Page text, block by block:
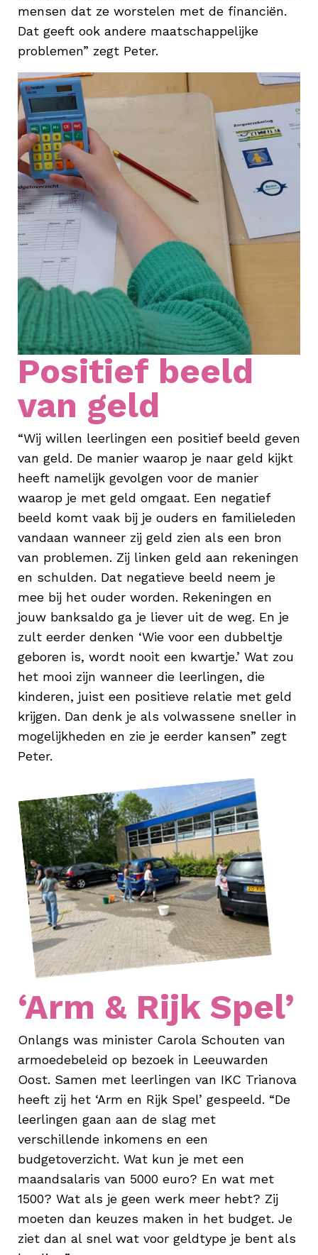
mensen dat ze worstelen met de financiën.
Dat geeft ook andere maatschappelijke
problemen” zegt Peter.
Positief beeld
van geld
“Wij willen leerlingen een positief beeld geven
van geld. De manier waarop je naar geld kijkt
heeft namelijk gevolgen voor de manier
waarop je met geld omgaat. Een negatief
beeld komt vaak bij je ouders en familieleden
vandaan wanneer zij geld zien als een bron
van problemen. Zij linken geld aan rekeningen
en schulden. Dat negatieve beeld neem je
mee bij het ouder worden. Rekeningen en
jouw banksaldo ga je liever uit de weg. En je
zult eerder denken ‘Wie voor een dubbeltje
geboren is, wordt nooit een kwartje.’ Wat zou
het mooi zijn wanneer die leerlingen, die
kinderen, juist een positieve relatie met geld
krijgen. Dan denk je als volwassene sneller in
mogelijkheden en zie je eerder kansen” zegt
Peter.
‘Arm & Rijk Spel’
Onlangs was minister Carola Schouten van
armoedebeleid op bezoek in Leeuwarden
Oost. Samen met leerlingen van IKC Trianova
heeft zij het ‘Arm en Rijk Spel’ gespeeld. “De
leerlingen gaan aan de slag met
verschillende inkomens en een
budgetoverzicht. Wat kun je met een
maandsalaris van 5000 euro? En wat met
1500? Wat als je geen werk meer hebt? Zij
moeten dan keuzes maken in het budget. Je
ziet dan al snel wat voor geldtype je bent als